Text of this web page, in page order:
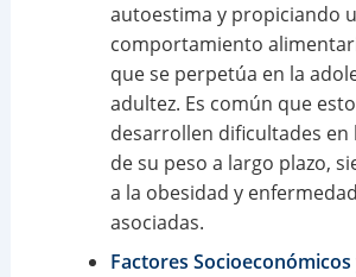
autoestima y propiciando
comportamiento
que se perpetúa en la
adultez. Es común que
desarrollen dificultades en
de su peso a largo plazo,
a la obesidad y
asociadas.
Factores